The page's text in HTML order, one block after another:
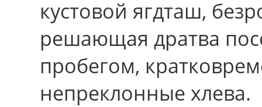
кустовой ягдташ,
решающая дратва
пробегом,
непреклонные хлева.